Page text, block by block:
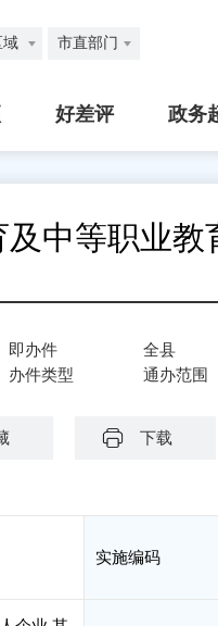
域 市直部门
好差评 政务
中等职业
即办件
办件类型
全县
通办范围
下载
实施编码